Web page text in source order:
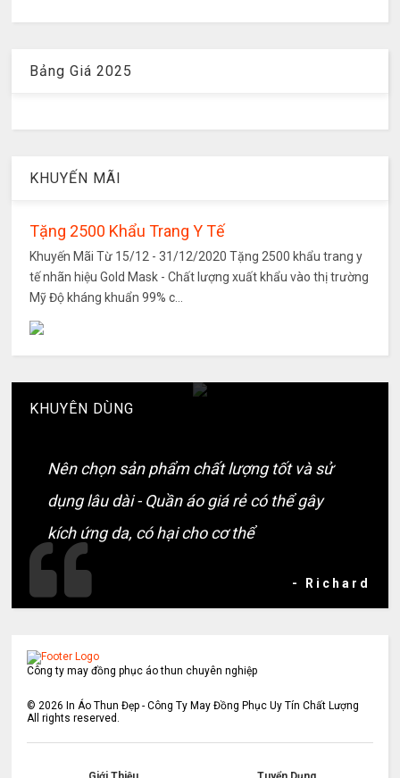
Bảng Giá 2025
KHUYẾN MÃI
Tặng 2500 Khẩu Trang Y Tế
Khuyến Mãi Từ 15/12 - 31/12/2020 Tặng 2500 khẩu trang y
tế nhãn hiệu Gold Mask - Chất lượng xuất khẩu vào thị trường
Mỹ Độ kháng khuẩn 99% c...
KHUYÊN DÙNG
Nên chọn sản phẩm chất lượng tốt và sử
dụng lâu dài - Quần áo giá rẻ có thể gây
kích ứng da, có hại cho cơ thể
- Richard
Công ty may đồng phục áo thun chuyên nghiệp
©2026 In Áo Thun Đẹp - Công Ty May Đồng Phục Uy Tín Chất Lượng
All rights reserved.